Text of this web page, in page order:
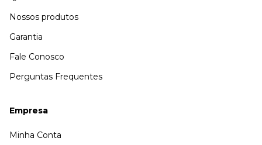
Nossos produtos
Garantia
Fale Conosco
Perguntas Frequentes
Empresa
Minha Conta